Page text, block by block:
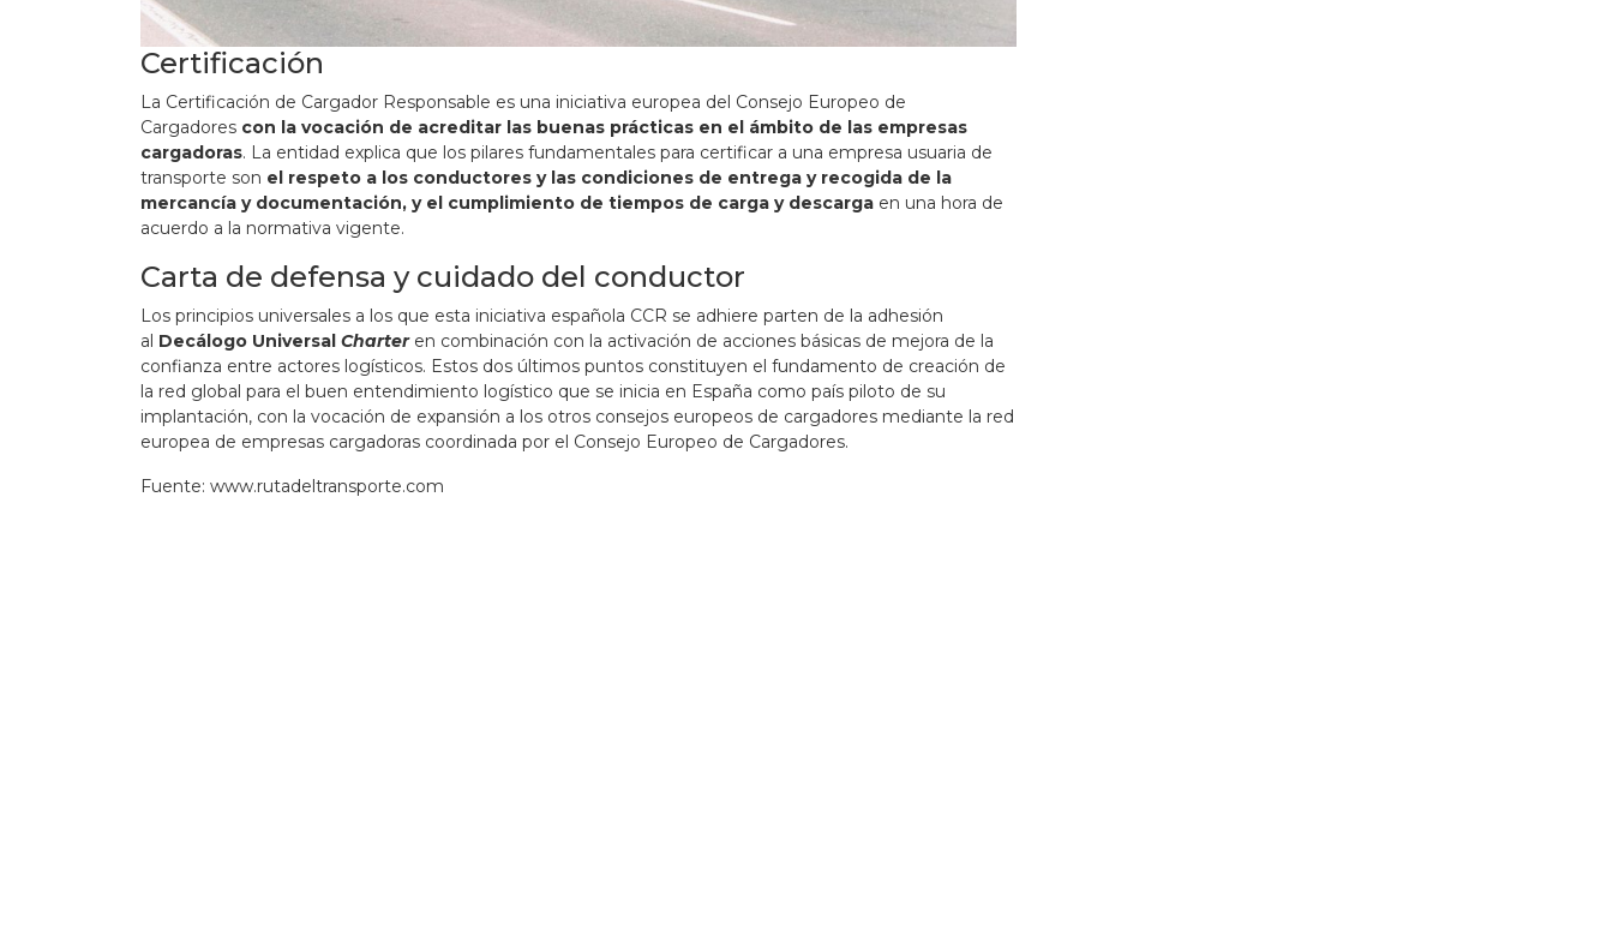
Certificación
La Certificación de Cargador Responsable es una iniciativa europea del Consejo Europeo de
Cargadores con la vocación de acreditar las buenas prácticas en el ámbito de las empresas
cargadoras. La entidad explica que los pilares fundamentales para certificar a una empresa usuaria de
transporte son el respeto a los conductores y las condiciones de entrega y recogida de la
mercancía y documentación, y el cumplimiento de tiempos de carga y descarga en una hora de
acuerdo a la normativa vigente.
Carta de defensa y cuidado del conductor
Los principios universales a los que esta iniciativa española CCR se adhiere parten de la adhesión
al Decálogo Universal Charteren combinación con la activación de acciones básicas de mejora de la
confianza entre actores logísticos. Estos dos últimos puntos constituyen el fundamento de creación de
la red global para el buen entendimiento logístico que se inicia en España como país piloto de su
implantación, con la vocación de expansión a los otros consejos europeos de cargadores mediante la red
europea de empresas cargadoras coordinada por el Consejo Europeo de Cargadores.
Fuente: www.rutadeltransporte.com